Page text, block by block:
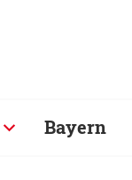
Bayern